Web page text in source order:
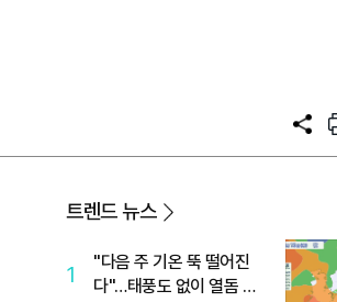
공
트렌드 뉴스
1
"다음 주 기온 뚝 떨어진
다"…태풍도 없이 열돔 박